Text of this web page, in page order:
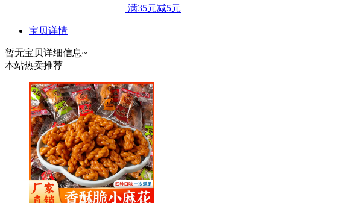
满35元减5元
宝贝详情
暂无宝贝详细信息~
本站热卖推荐